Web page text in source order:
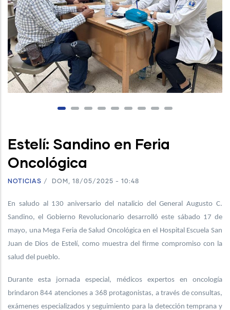
Estelí: Sandino en Feria
Oncológica
NOTICIAS / DOM, 18/05/2025 - 10:48
En saludo al 130 aniversario del natalicio del General Augusto C.
Sandino, el Gobierno Revolucionario desarrolló este sábado 17 de
mayo, una Mega Feria de Salud Oncológica en el Hospital Escuela San
Juan de Dios de Estelí, como muestra del firme compromiso con la
salud del pueblo.
Durante esta jornada especial, médicos expertos en oncología
brindaron 844 atenciones a 368 protagonistas, a través de consultas,
exámenes especializados y seguimiento para la detección temprana y